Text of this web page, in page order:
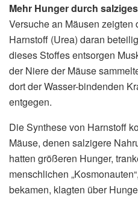
Mehr Hunger durch
Versuche an Mäusen
Harnstoff (Urea) daran
dieses Stoffes entsorgen
der Niere der Mäuse
dort der Wasser-bindenden
entgegen.
Die Synthese von Harnstoff
Mäuse, denen salzigere
hatten größeren Hunger,
menschlichen
bekamen, klagten über